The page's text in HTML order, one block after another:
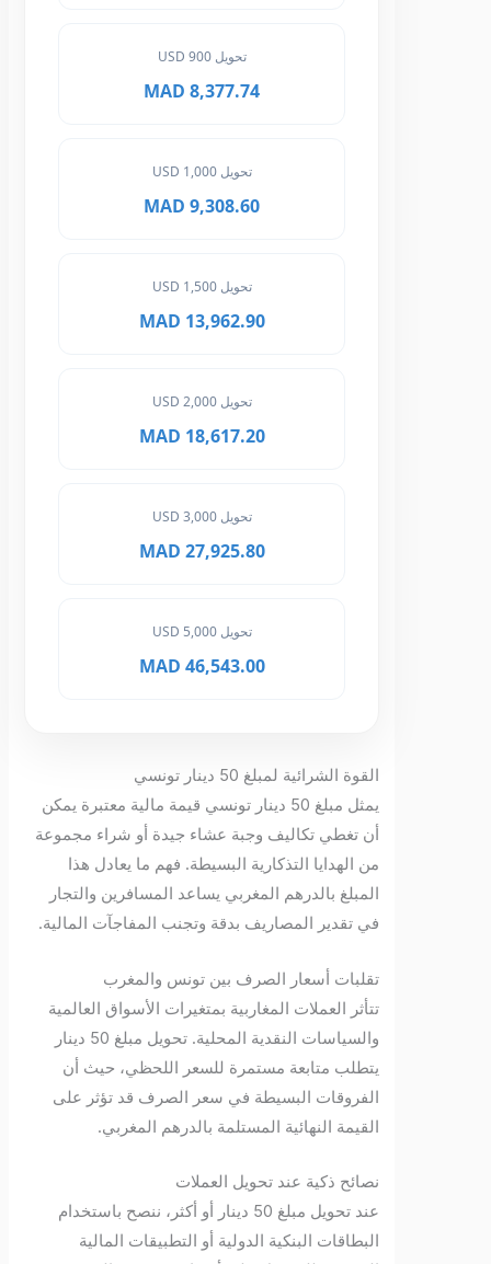
تحويل 900 USD
8,377.74 MAD
تحويل 1,000 USD
9,308.60 MAD
تحويل 1,500 USD
13,962.90 MAD
تحويل 2,000 USD
18,617.20 MAD
تحويل 3,000 USD
27,925.80 MAD
تحويل 5,000 USD
46,543.00 MAD
القوة الشرائية لمبلغ 50 دينار تونسي
يمثل مبلغ 50 دينار تونسي قيمة مالية معتبرة يمكن
أن تغطي تكاليف وجبة عشاء جيدة أو شراء مجموعة
من الهدايا التذكارية البسيطة. فهم ما يعادل هذا
المبلغ بالدرهم المغربي يساعد المسافرين والتجار
في تقدير المصاريف بدقة وتجنب المفاجآت المالية.
تقلبات أسعار الصرف بين تونس والمغرب
تتأثر العملات المغاربية بمتغيرات الأسواق العالمية
والسياسات النقدية المحلية. تحويل مبلغ 50 دينار
يتطلب متابعة مستمرة للسعر اللحظي، حيث أن
الفروقات البسيطة في سعر الصرف قد تؤثر على
القيمة النهائية المستلمة بالدرهم المغربي.
نصائح ذكية عند تحويل العملات
عند تحويل مبلغ 50 دينار أو أكثر، ننصح باستخدام
البطاقات البنكية الدولية أو التطبيقات المالية